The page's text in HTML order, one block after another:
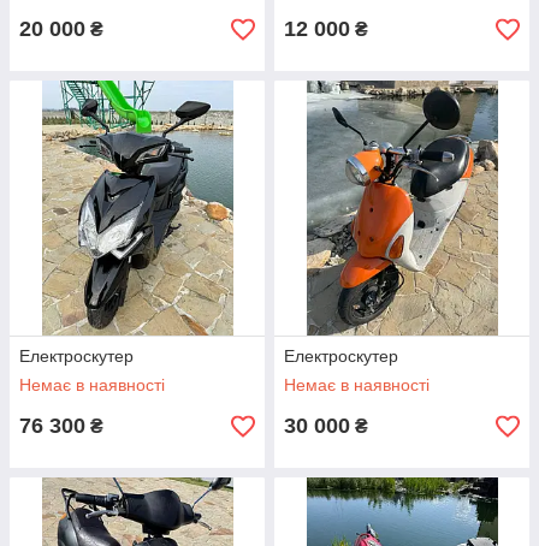
20 000 ₴ 12 000 ₴
Електроскутер
Немає в наявності
76 300 ₴
Електроскутер
Немає в наявності
30 000 ₴